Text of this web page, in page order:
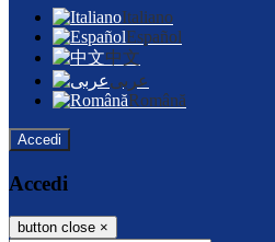
Italiano
Español
中文
عربى
Română
Accedi
Accedi
button close ×